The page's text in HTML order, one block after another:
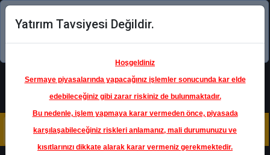
Şimdi uygulamayı indirin!
Yatırım Tavsiyesi Değildir.
Hoşgeldiniz
Sermaye piyasalarında yapacağınız işlemler sonucunda kar elde
edebileceğiniz gibi zarar riskiniz de bulunmaktadır.
Bu nedenle, işlem yapmaya karar vermeden önce, piyasada
karşılaşabileceğiniz riskleri anlamanız, mali durumunuzu ve
kısıtlarınızı dikkate alarak karar vermeniz gerekmektedir.